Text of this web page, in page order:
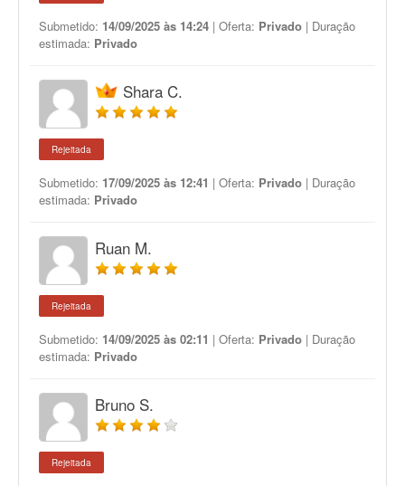
Submetido: 14/09/2025 às 14:24 | Oferta: Privado | Duração
estimada: Privado
Shara C.
Rejeitada
Submetido: 17/09/2025 às 12:41 | Oferta: Privado | Duração
estimada: Privado
Ruan M.
Rejeitada
Submetido: 14/09/2025 às 02:11 | Oferta: Privado | Duração
estimada: Privado
Bruno S.
Rejeitada